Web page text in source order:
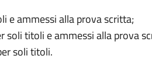
e ammessi alla prova scritta;
soli titoli e ammessi alla prova
soli titoli.